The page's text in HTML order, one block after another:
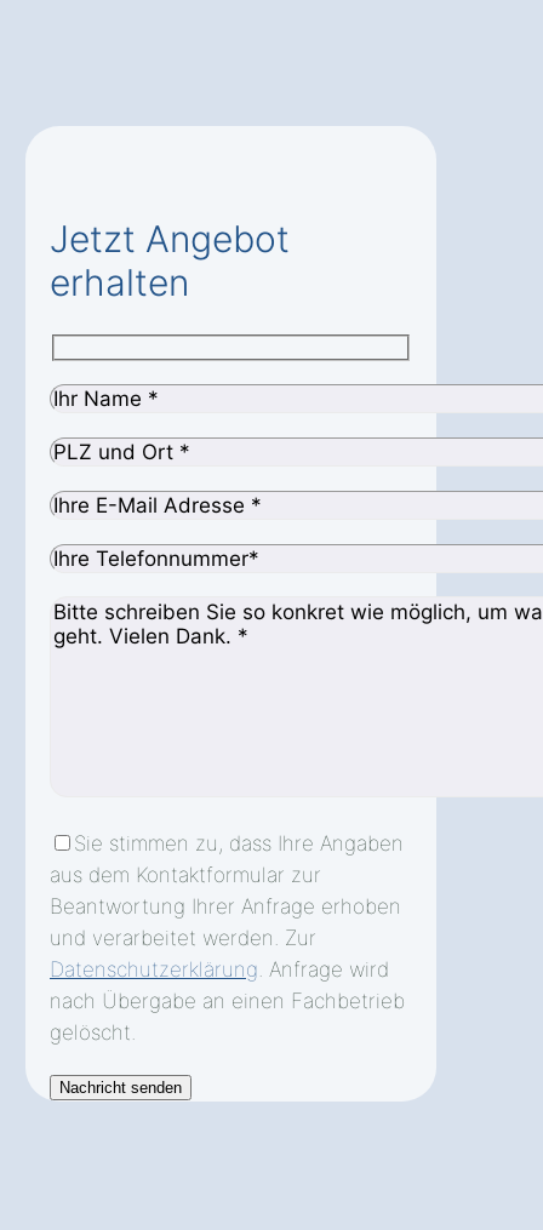
Jetzt Angebot
erhalten
Sie stimmen zu, dass Ihre Angaben
aus dem Kontaktformular zur
Beantwortung Ihrer Anfrage erhoben
und verarbeitet werden. Zur
Datenschutzerklärung . Anfrage wird
nach Übergabe an einen Fachbetrieb
gelöscht.